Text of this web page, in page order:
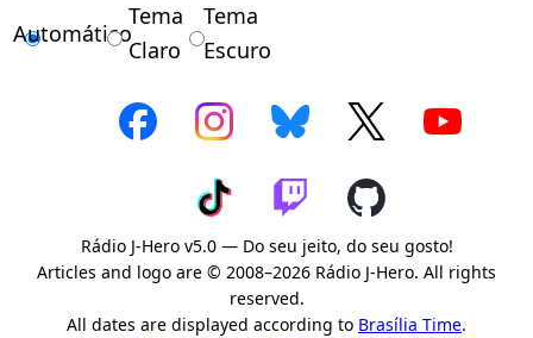
Automático
Tema
Claro
Tema
Escuro
Rádio J-Hero v5.0 — Do seu jeito, do seu gosto!
Articles and logo are © 2008–2026 Rádio J-Hero. All rights
reserved.
All dates are displayed according to Brasília Time.